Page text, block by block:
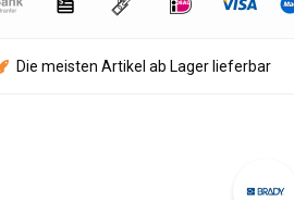
Die meisten Artikel ab Lager lieferbar